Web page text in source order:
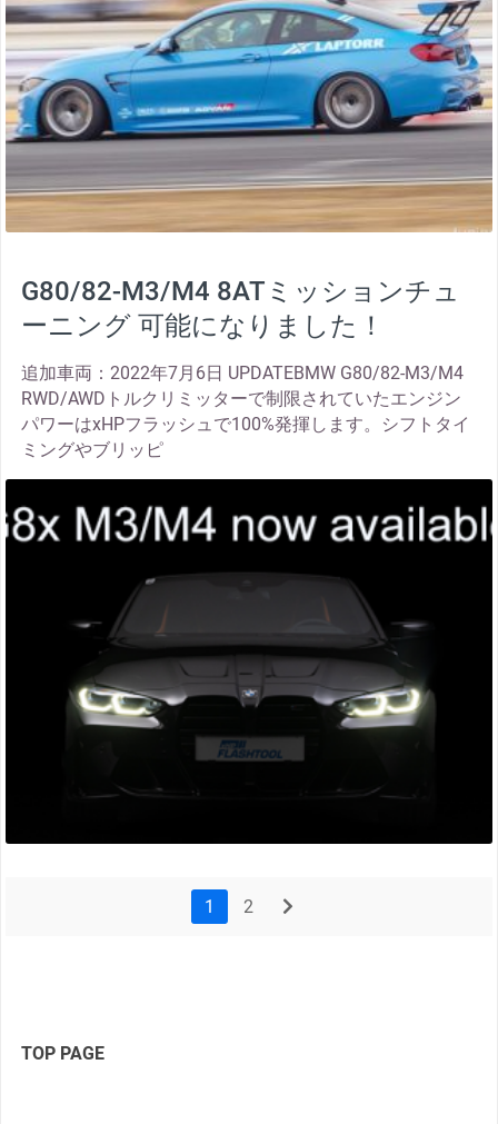
G80/82-M3/M4 8ATミッションチュ
ーニング 可能になりました！
追加車両：2022年7月6日 UPDATEBMW G80/82-M3/M4
RWD/AWDトルクリミッターで制限されていたエンジン
パワーはxHPフラッシュで100%発揮します。シフトタイ
ミングやブリッピ
1 2
TOP PAGE